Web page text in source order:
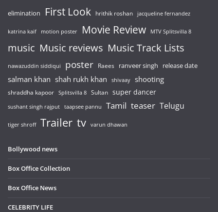
elimination First Look hrithik roshan jacqueline fernandez
katrina kaif motion poster Movie Review MTV Splitsvilla 8
music Music reviews Music Track Lists
nawazuddin siddiqui poster Raees ranveer singh release date
salman khan shah rukh khan shivaay shooting
shraddha kapoor Splitsvilla 8 Sultan super dancer
sushant singh rajput taapsee pannu Tamil teaser Telugu
tiger shroff Trailer tv varun dhawan
Bollywood news
Box Office Collection
Box Office News
CELEBRITY LIFE